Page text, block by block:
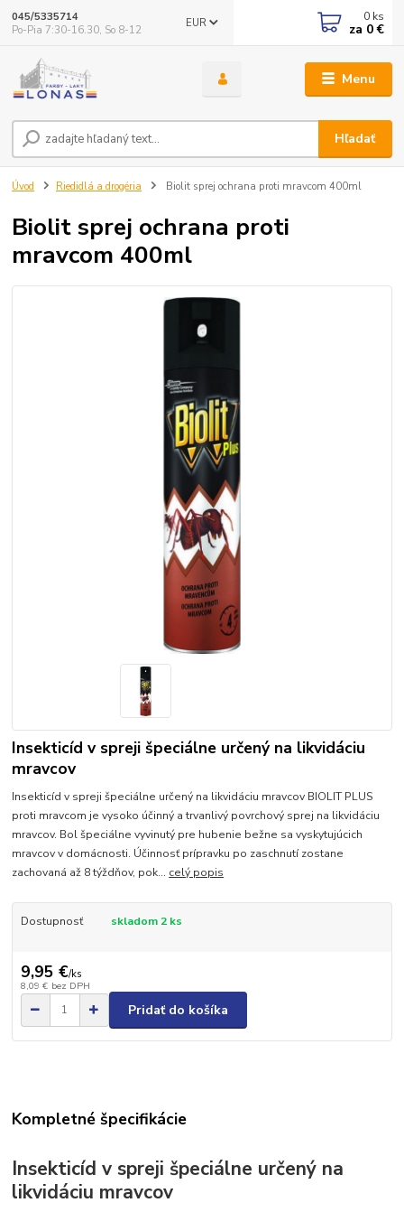
Menu
EUR
Hľadať
045/5335714
Po-Pia 7:30-16.30, So 8-12
0 ks
za 0 €
Úvod Riedidlá a drogéria Biolit sprej ochrana proti mravcom 400ml
Biolit sprej ochrana proti
mravcom 400ml
Insekticíd v spreji špeciálne určený na likvidáciu
mravcov
Insekticíd v spreji špeciálne určený na likvidáciu mravcov BIOLIT PLUS
proti mravcom je vysoko účinný a trvanlivý povrchový sprej na likvidáciu
mravcov. Bol špeciálne vyvinutý pre hubenie bežne sa vyskytujúcich
mravcov v domácnosti. Účinnosť prípravku po zaschnutí zostane
zachovaná až 8 týždňov, pok... celý popis
Dostupnosť skladom 2 ks
9,95 €/ks
8,09 € bez DPH
Pridať do košíka
Kompletné špecifikácie
Insekticíd v spreji špeciálne určený na
likvidáciu mravcov